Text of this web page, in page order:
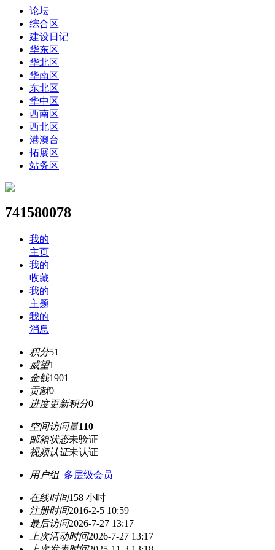
论坛
综合区
建设日记
华东区
华北区
华南区
东北区
华中区
西南区
西北区
港澳台
拓展区
站务区
741580078
我的
主页
我的
收藏
我的
主题
我的
消息
积分51
威望1
金钱1901
贡献0
进度更新积分0
空间访问量110
邮箱状态未验证
视频认证未认证
用户组 多层级会员
在线时间158 小时
注册时间2016-2-5 10:59
最后访问2026-7-27 13:17
上次活动时间2026-7-27 13:17